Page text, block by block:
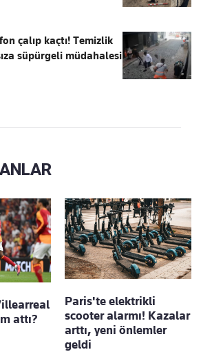
çalıp kaçtı! Temizlik
süpürgeli müdahalesi
attı?
Paris'te elektrikli
scooter alarmı! Kazalar
arttı, yeni önlemler
geldi